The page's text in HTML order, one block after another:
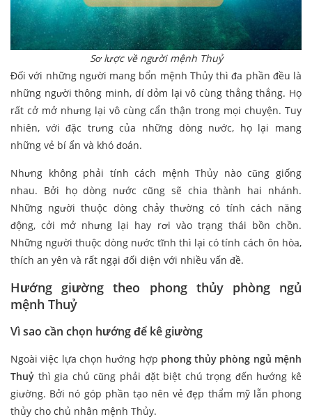
Sơ lược về người mệnh Thuỷ
Đối với những người mang bổn mệnh Thủy thì đa phần đều là
những người thông minh, dí dỏm lại vô cùng thẳng thắng. Họ
rất cở mở nhưng lại vô cùng cẩn thận trong mọi chuyện. Tuy
nhiên, với đặc trưng của những dòng nước, họ lại mang
những vẻ bí ẩn và khó đoán.
Nhưng không phải tính cách mệnh Thủy nào cũng giống
nhau. Bởi họ dòng nước cũng sẽ chia thành hai nhánh.
Những người thuộc dòng chảy thường có tính cách năng
động, cởi mở nhưng lại hay rơi vào trạng thái bồn chồn.
Những người thuộc dòng nước tĩnh thì lại có tính cách ôn hòa,
thích an yên và rất ngại đối diện với nhiều vấn đề.
Hướng giường theo phong thủy phòng ngủ
mệnh Thuỷ
Vì sao cần chọn hướng để kê giường
Ngoài việc lựa chọn hướng hợp phong thủy phòng ngủ mệnh
Thuỷ thì gia chủ cũng phải đặt biệt chú trọng đến hướng kê
giường. Bởi nó góp phần tạo nên vẻ đẹp thẩm mỹ lẫn phong
thủy cho chủ nhân mệnh Thủy.